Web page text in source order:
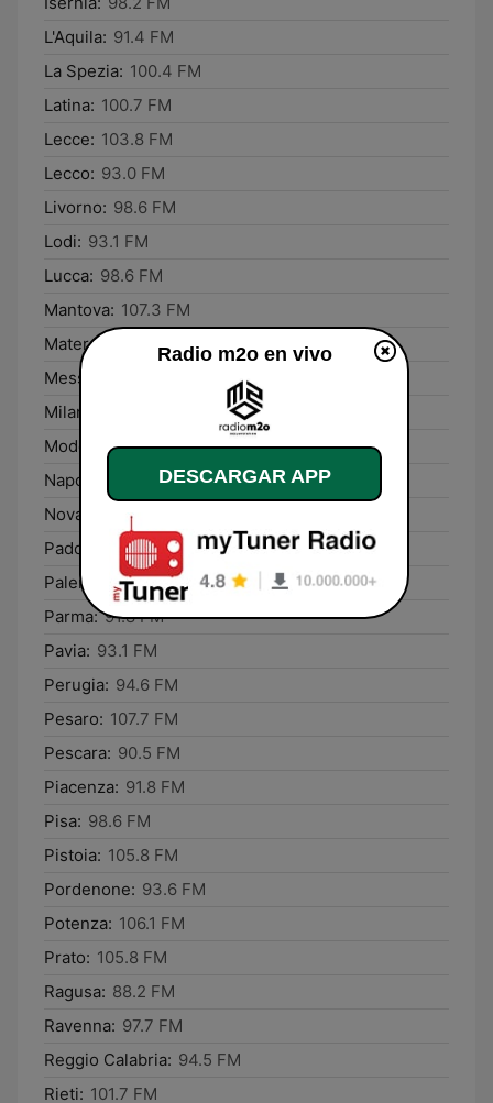
L'Aquila: 91.4 FM
La Spezia: 100.4 FM
Latina: 100.7 FM
Lecce: 103.8 FM
Lecco: 93.0 FM
Livorno: 98.6 FM
Lodi: 93.1 FM
Lucca: 98.6 FM
Mantova: 107.3 FM
Matera:
90.3 FM
Messina:
Milano:
Modena: 93.1 FM
Napoli:
98.3 FM
Novara:
93.1 FM
Padova:
87.8 FM
Palermo:
107.8 FM
Parma: 91.8 FM
Pavia: 93.1 FM
Perugia: 94.6 FM
Pesaro: 107.7 FM
Pescara: 90.5 FM
Piacenza: 91.8 FM
Pisa: 98.6 FM
Pistoia: 105.8 FM
Pordenone: 93.6 FM
Potenza: 106.1 FM
Prato: 105.8 FM
Ragusa: 88.2 FM
Ravenna: 97.7 FM
Reggio Calabria: 94.5 FM
Rieti: 101.7 FM
Radio m2o en vivo
DESCARGAR APP